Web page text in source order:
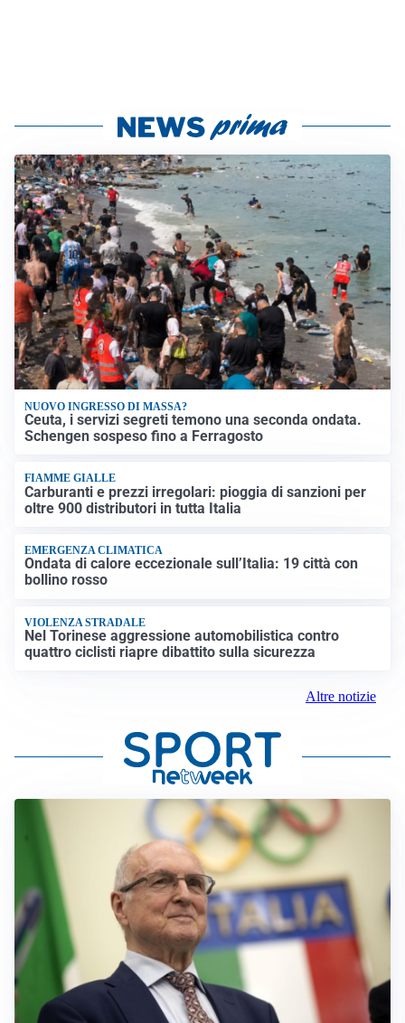
NUOVO INGRESSO DI MASSA?
Ceuta, i servizi segreti temono una seconda ondata.
Schengen sospeso fino a Ferragosto
FIAMME GIALLE
Carburanti e prezzi irregolari: pioggia di sanzioni per
oltre 900 distributori in tutta Italia
EMERGENZA CLIMATICA
Ondata di calore eccezionale sull’Italia: 19 città con
bollino rosso
VIOLENZA STRADALE
Nel Torinese aggressione automobilistica contro
quattro ciclisti riapre dibattito sulla sicurezza
Altre notizie